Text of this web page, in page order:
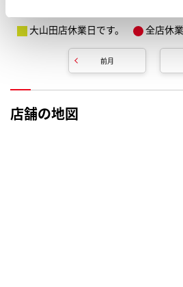
大山田店休業日です。
全店休
前月
店舗の地図